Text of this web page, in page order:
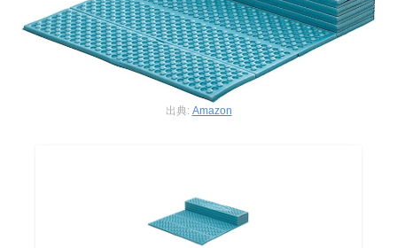
出典: Amazon